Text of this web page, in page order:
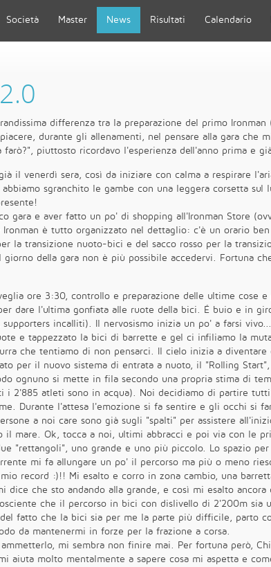
Società Master News Risultati Calendario
differenza tra la preparazione del primo
durante gli allenamenti, nel pensare alla gara che
piuttosto ricordavo l'esperienza dell'anno prima e
il venerdì sera, così da iniziare con calma a respirare
sgranchito le gambe con una leggera corsetta
gara e aver fatto un po' di shopping all'Ironman Store
Ironman è tutto organizzato nel dettaglio: c'è un orario
la transizione nuoto-bici e del sacco rosso per la
della gara non è più possibile accedervi. Fortuna
ore 3:30, controllo e preparazione delle ultime cose
dare l'ultima gonfiata alle ruote della bici. É buio e in
incalliti). Il nervosismo inizia un po' a farsi
e tappezzato la bici di barrette e gel ci infiliamo la
che tentiamo di non pensarci. Il cielo inizia a
per il nuovo sistema di entrata a nuoto, il "Rolling
ognuno si mette in fila secondo una propria stima di
2'885 atleti sono in acqua). Noi decidiamo di partire
Durante l'attesa l'emozione si fa sentire e gli occhi si
a noi care sono già sugli "spalti" per assistere
il mare. Ok, tocca a noi, ultimi abbracci e poi via con le
"rettangoli", uno grande e uno più piccolo. Lo spazio
mi fa allungare un po' il percorso ma più o meno
mio record :)!! Mi esalto e corro in zona cambio, una
dice che sto andando alla grande, e così mi esalto
che il percorso in bici con dislivello di 2'200m sia
del fatto che la bici sia per me la parte più difficile, parto
da mantenermi in forze per la frazione a corsa.
ammetterlo, mi sembra non finire mai. Per fortuna però,
aiuta molto mentalmente a sapere cosa mi aspetta e